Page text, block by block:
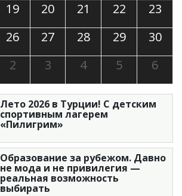
19 20 21 22
23
26 27 28 29
30
2 3 4 5 6
Лето 2026 в Турции! С детским
спортивным лагерем
«Пилигрим»
Образование за рубежом. Давно
не мода и не привилегия —
реальная возможность
выбирать